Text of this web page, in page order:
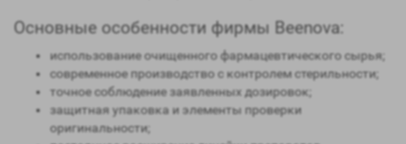
Основные особенности фирмы Beenova:
использование очищенного фармацевтического сырья;
современное производство с контролем стерильности;
точное соблюдение заявленных дозировок;
защитная упаковка и элементы проверки
оригинальности;